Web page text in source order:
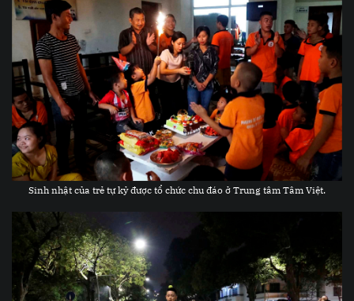
Sinh nhật của trẻ tự kỷ được tổ chức chu đáo ở Trung tâm Tâm Việt.